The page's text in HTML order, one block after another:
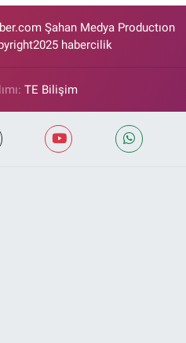
Şahan Medya Productıon
habercilik
TE Bilişim